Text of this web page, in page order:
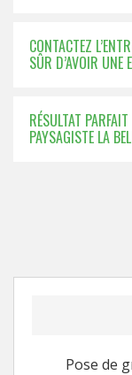
CONTACTEZ
SÛR D’AVOIR UNE
RÉSULTAT
PAYSAGISTE LA
Pose de